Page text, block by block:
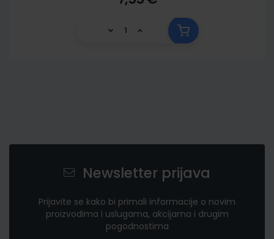
Newsletter prijava
Prijavite se kako bi primali informacije o novim
proizvodima i uslugama, akcijama i drugim
pogodnostima